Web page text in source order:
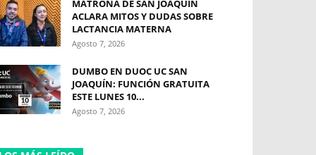
MATRONA DE SAN JOAQUÍN
ACLARA MITOS Y DUDAS SOBRE
LACTANCIA MATERNA
Agosto 7, 2026
DUMBO EN DUOC UC SAN
JOAQUÍN: FUNCIÓN GRATUITA
ESTE LUNES 10...
Agosto 7, 2026